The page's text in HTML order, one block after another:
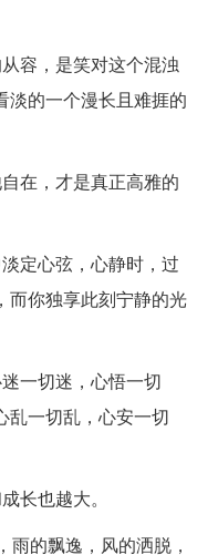
容，是笑对这个混浊
淡的一个漫长且难捱的
在，才是真正高雅的
定心弦，心静时，过
而你独享此刻宁静的光
一切迷，心悟一切
乱一切乱，心安一切
长也越大。
的飘逸，风的洒脱，